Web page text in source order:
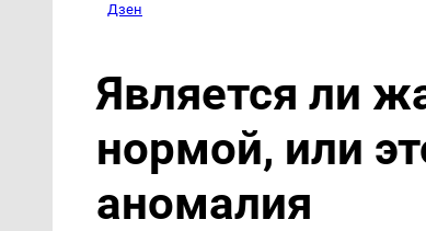
Дзен
Является ли
нормой, или
аномалия